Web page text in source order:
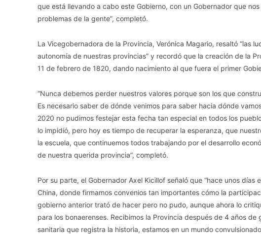
que está llevando a cabo este Gobierno, con un Gobernador que
problemas de la gente”, completó.
La Vicegobernadora de la Provincia, Verónica Magario, resaltó “las
autonomía de nuestras provincias” y recordó que la creación de la
11 de febrero de 1820, dando nacimiento al que fuera el primer
“Nunca debemos perder nuestros valores porque son los que
Es necesario saber de dónde venimos para saber hacia dónde
2020 no pudimos festejar esta fecha tan especial en todos los
lo impidió, pero hoy es tiempo de recuperar la esperanza, que
la escuela, que continuemos todos trabajando por el desarrollo
de nuestra querida provincia”, completó.
Por su parte, el Gobernador Axel Kicillof señaló que “hace unos días
China, donde firmamos convenios tan importantes cómo la
gobierno anterior trató de hacer pero no pudo, aunque ahora lo
para los bonaerenses. Recibimos la Provincia después de 4 años
sanitaria que registra la historia, estamos en un mundo